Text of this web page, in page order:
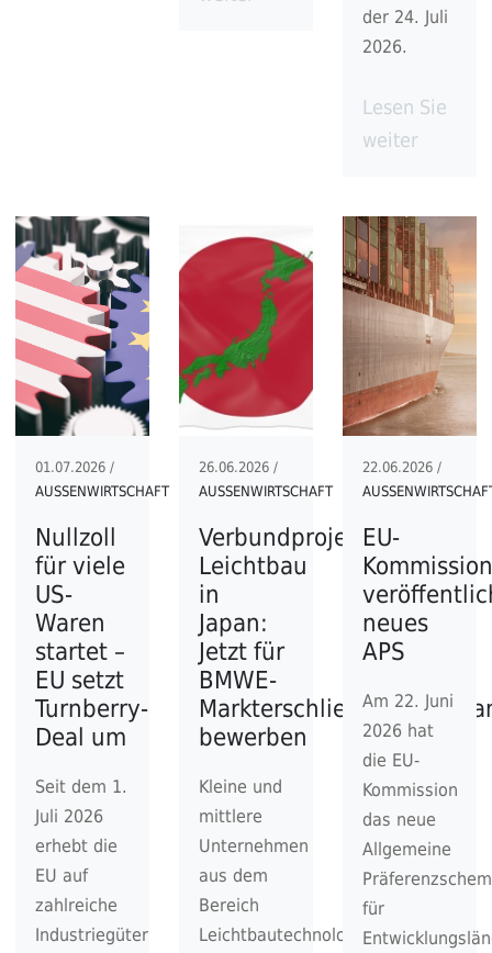
der 24. Juli
2026.
Lesen Sie
weiter
01.07.2026 /
AUSSENWIRTSCHAFT
Nullzoll
für viele
US-
Waren
startet –
EU setzt
Turnberry-
Deal um
Seit dem 1.
Juli 2026
erhebt die
EU auf
zahlreiche
Industriegüter
26.06.2026 /
AUSSENWIRTSCHAFT
Verbundprojekt
Leichtbau
in
Japan:
Jetzt für
BMWE-
bewerben
Kleine und
mittlere
Unternehmen
aus dem
Bereich
Leichtbautechnologien
22.06.2026 /
EU-
neues
APS
Am 22. Juni
2026 hat
die EU-
Kommission
das neue
Allgemeine
für